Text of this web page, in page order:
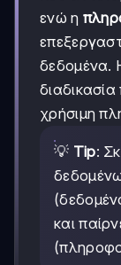
ενώ η
δεδομένα.
χρήσιμη
💡 Tip:
και